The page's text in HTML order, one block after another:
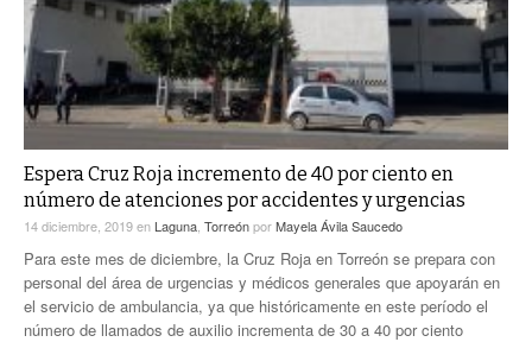
Espera Cruz Roja incremento de 40 por ciento en
número de atenciones por accidentes y urgencias
14 diciembre, 2019en Laguna TorreónporMayela Ávila Saucedo
Para este mes de diciembre, la Cruz Roja en Torreón se prepara con
personal del área de urgencias y médicos generales que apoyarán en
el servicio de ambulancia, ya que históricamente en este período el
número de llamados de auxilio incrementa de 30 a 40 por ciento